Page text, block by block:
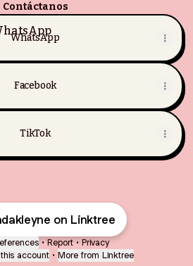
Contáctanos
WhatsApp
Facebook
TikTok
on Linktree
• Report • Privacy
account • More from Linktree